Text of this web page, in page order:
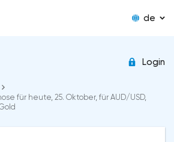
de
Login
für heute, 25. Oktober, für AUD/USD,